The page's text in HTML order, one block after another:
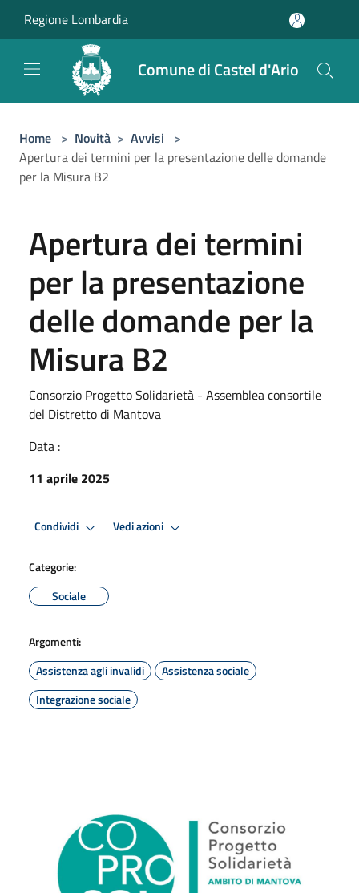
Regione Lombardia
Comune di Castel d'Ario
Home > Novità > Avvisi >
Apertura dei termini per la presentazione delle domande
per la Misura B2
Apertura dei termini
per la presentazione
delle domande per la
Misura B2
Consorzio Progetto Solidarietà - Assemblea consortile
del Distretto di Mantova
Data :
11 aprile 2025
Condividi Vedi azioni
Categorie:
Sociale
Argomenti:
Assistenza agli invalidi
Assistenza sociale
Integrazione sociale